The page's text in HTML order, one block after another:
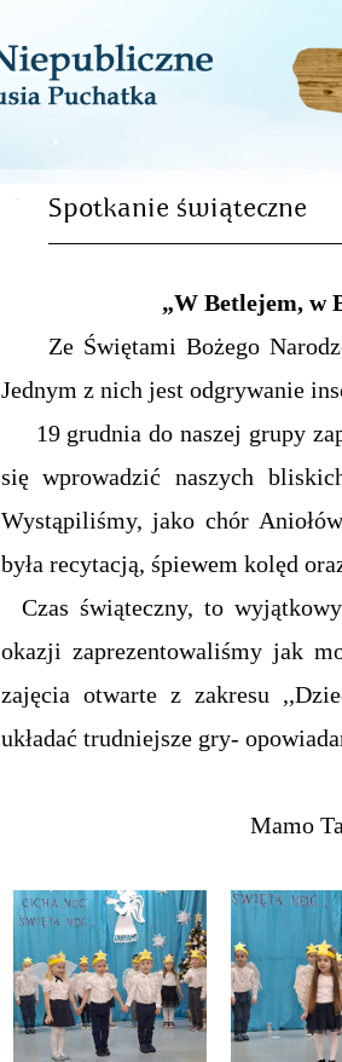
Spotkanie świąteczne
„W Betlejem, w
Ze Świętami Bożego
Jednym z nich jest odgrywanie
19 grudnia do naszej grupy
się wprowadzić naszych
Wystąpiliśmy, jako chór
była recytacją, śpiewem kolęd
Czas świąteczny, to
okazji zaprezentowaliśmy jak
zajęcia otwarte z zakresu
układać trudniejsze gry-
Mamo